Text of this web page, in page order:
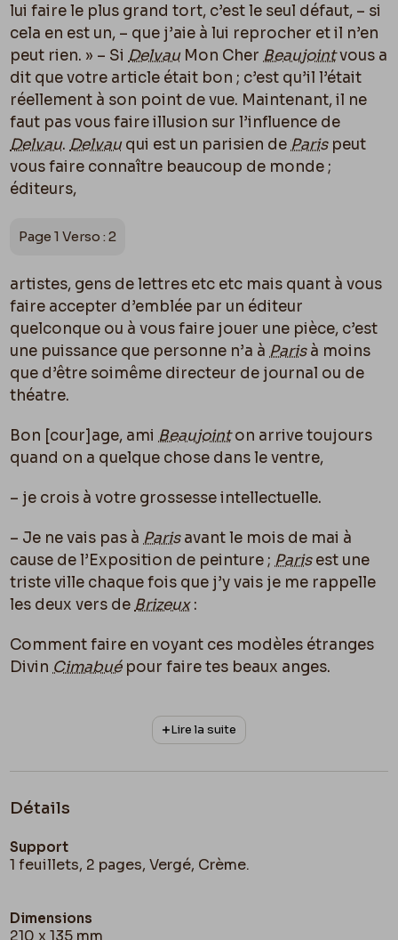
lui faire le plus grand tort, c’est le seul défaut, – si
cela en est un, – que j’aie à lui reprocher et il n’en
peut rien. » – Si DelvauMon Cher Beaujointvous a
dit que votre article était bon ; c’est qu’il l’était
réellement à son point de vue. Maintenant, il ne
faut pas vous faire illusion sur l’influence de
Delvau. Delvauqui est un parisien de Parispeut
vous faire connaître beaucoup de monde ;
éditeurs,
Page 1 Verso : 2
artistes, gens de lettres etc etc mais quant à vous
faire accepter d’emblée par un éditeur
quelconque ou à vous faire jouer une pièce, c’est
une puissance que personne n’a à Parisà moins
que d’être soimême directeur de journal ou de
théatre.
Bon [cour]age, ami Beaujointon arrive toujours
quand on a quelque chose dans le ventre,
– je crois à votre grossesse intellectuelle.
– Je ne vais pas à Parisavant le mois de mai à
cause de l’Exposition de peinture ; Parisest une
triste ville chaque fois que j’y vais je me rappelle
les deux vers de Brizeux:
Comment faire en voyant ces modèles étranges
Divin Cimabuépour faire tes beaux anges.
je reviens si souvent aspirer quelques bouffées
Lire la suite
Détails
Support
1 feuillets, 2 pages, Vergé, Crème.
Dimensions
210 x 135 mm